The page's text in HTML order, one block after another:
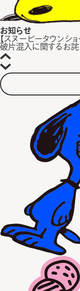
お知らせ
【スヌーピータウンシ
破片混入に関するお